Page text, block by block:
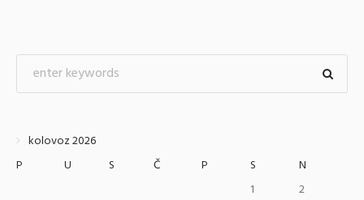
kolovoz 2026
P
U S Č P S
N
1
2